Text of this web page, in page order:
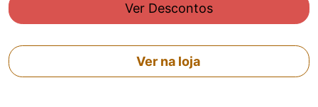
Ver Descontos
Ver na loja